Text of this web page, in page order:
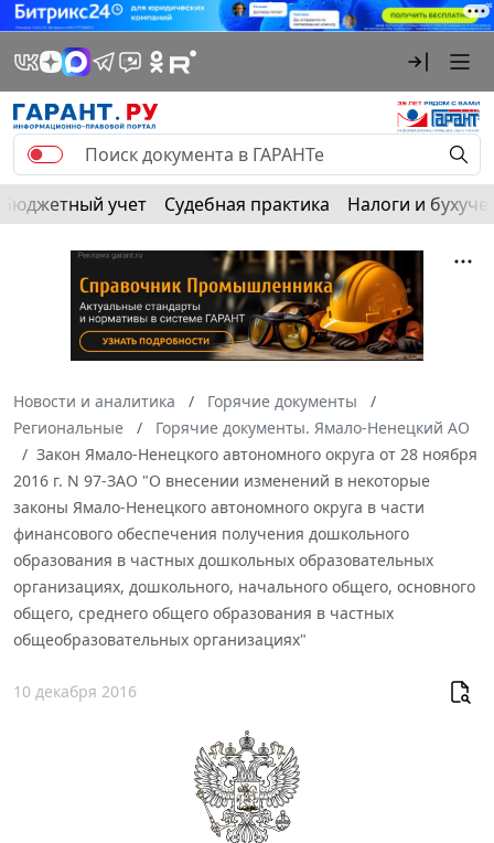
Бюджетный учет Судебная практика Налоги и
Новости и аналитика
Горячие документы
Региональные
Горячие документы. Ямало-Ненецкий АО
Закон Ямало-Ненецкого автономного округа от 28 ноября
2016 г. N 97-ЗАО "О внесении изменений в некоторые
законы Ямало-Ненецкого автономного округа в части
финансового обеспечения получения дошкольного
образования в частных дошкольных образовательных
организациях, дошкольного, начального общего, основного
общего, среднего общего образования в частных
общеобразовательных организациях"
10 декабря 2016